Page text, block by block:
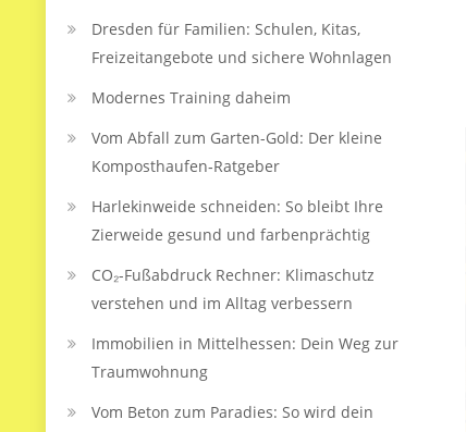
Dresden für Familien: Schulen, Kitas,
Freizeitangebote und sichere Wohnlagen
Modernes Training daheim
Vom Abfall zum Garten-Gold: Der kleine
Komposthaufen‑Ratgeber
Harlekinweide schneiden: So bleibt Ihre
Zierweide gesund und farbenprächtig
CO₂-Fußabdruck Rechner: Klimaschutz
verstehen und im Alltag verbessern
Immobilien in Mittelhessen: Dein Weg zur
Traumwohnung
Vom Beton zum Paradies: So wird dein